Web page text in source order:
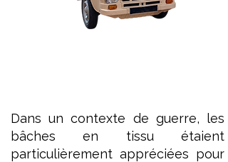
Dans un contexte de guerre, les
bâches en tissu étaient
particulièrement appréciées pour